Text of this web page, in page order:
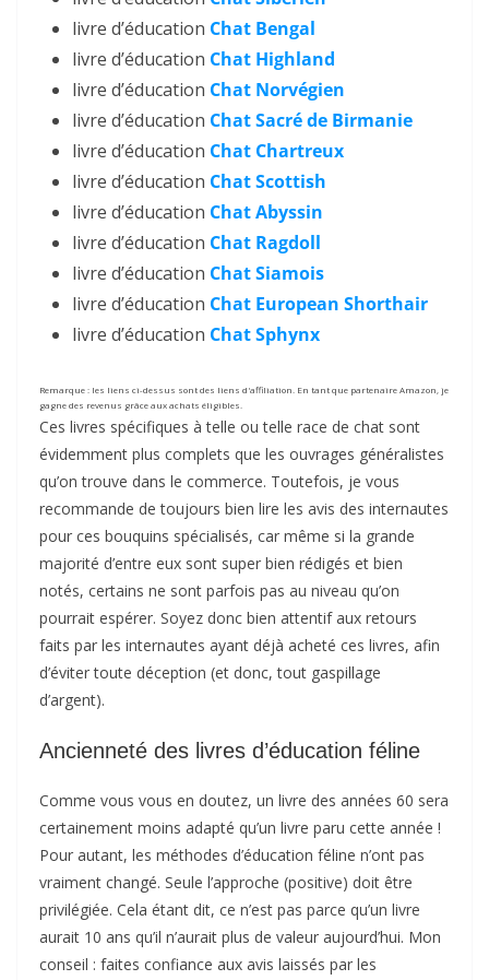
livre d’éducation Chat Bengal
livre d’éducation Chat Highland
livre d’éducation Chat Norvégien
livre d’éducation Chat Sacré de Birmanie
livre d’éducation Chat Chartreux
livre d’éducation Chat Scottish
livre d’éducation Chat Abyssin
livre d’éducation Chat Ragdoll
livre d’éducation Chat Siamois
livre d’éducation Chat European Shorthair
livre d’éducation Chat Sphynx
Remarque : les liens ci-dessus sont des liens d'affiliation. En tant que partenaire Amazon, je
gagne des revenus grâce aux achats éligibles.
Ces livres spécifiques à telle ou telle race de chat sont
évidemment plus complets que les ouvrages généralistes
qu’on trouve dans le commerce. Toutefois, je vous
recommande de toujours bien lire les avis des internautes
pour ces bouquins spécialisés, car même si la grande
majorité d’entre eux sont super bien rédigés et bien
notés, certains ne sont parfois pas au niveau qu’on
pourrait espérer. Soyez donc bien attentif aux retours
faits par les internautes ayant déjà acheté ces livres, afin
d’éviter toute déception (et donc, tout gaspillage
d’argent).
Ancienneté des livres d’éducation féline
Comme vous vous en doutez, un livre des années 60 sera
certainement moins adapté qu’un livre paru cette année !
Pour autant, les méthodes d’éducation féline n’ont pas
vraiment changé. Seule l’approche (positive) doit être
privilégiée. Cela étant dit, ce n’est pas parce qu’un livre
aurait 10 ans qu’il n’aurait plus de valeur aujourd’hui. Mon
conseil : faites confiance aux avis laissés par les